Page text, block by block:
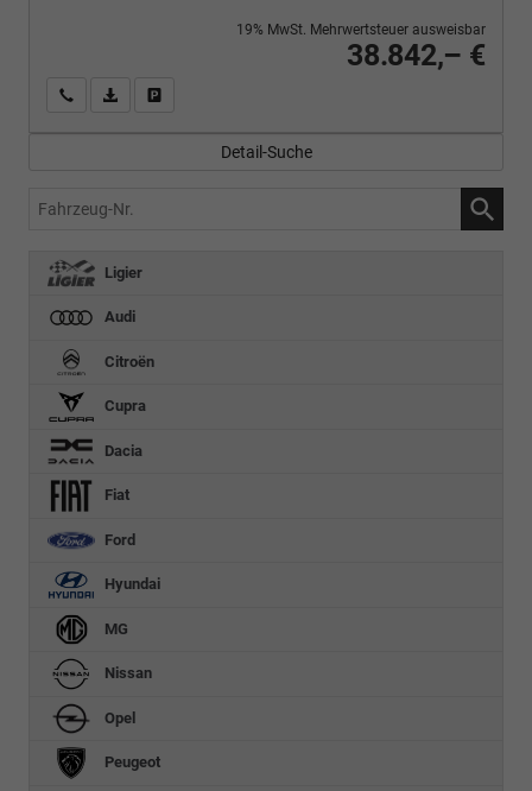
38.842,– €
19% MwSt. Mehrwertsteuer ausweisbar
Wir rufen Sie anPDF-Fahrzeugexposé drucken
Detail-Suche
Fahrzeug-
Ligier
Audi
Citroën
Cupra
Dacia
Fiat
Ford
Hyundai
MG
Nissan
Opel
Peugeot